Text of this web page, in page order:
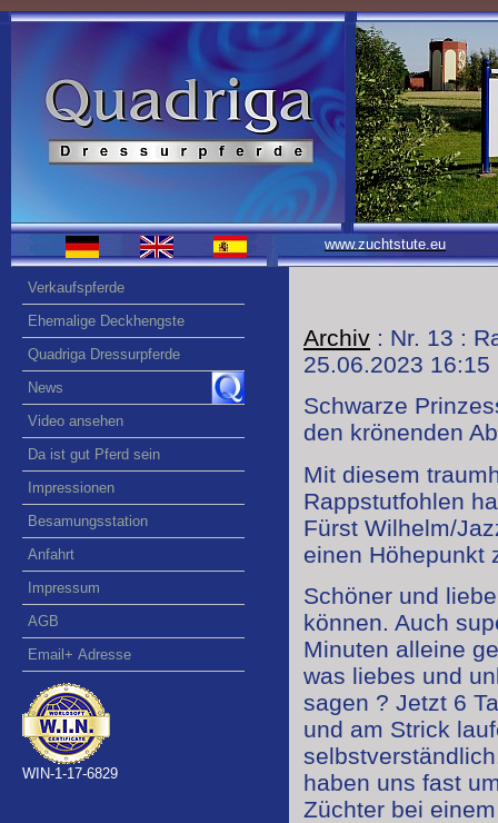
Verkaufspferde
Ehemalige Deckhengste
Quadriga Dressurpferde
News
Video ansehen
Da ist gut Pferd sein
Impressionen
Besamungsstation
Anfahrt
Impressum
AGB
Email+ Adresse
WIN-1-17-6829
www.zuchtstute.eu
Archiv : Nr. 13 :
25.06.2023 16:15
Schwarze
den krönenden
Mit diesem
Rappstutfohlen
Fürst Wilhelm/
einen Höhepunkt
Schöner und
können. Auch
Minuten alleine
was liebes und
sagen ? Jetzt 6
und am Strick
haben uns fast
Züchter bei